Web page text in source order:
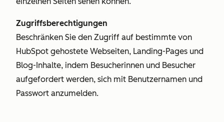
Zugriffsberechtigungen
Beschränken Sie den Zugriff auf bestimmte von
HubSpot gehostete Webseiten, Landing-Pages und
Blog-Inhalte, indem Besucherinnen und Besucher
aufgefordert werden, sich mit Benutzernamen und
Passwort anzumelden.